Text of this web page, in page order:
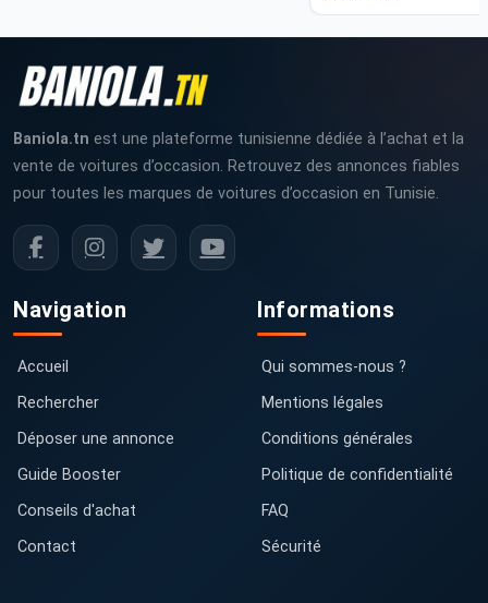
Baniola.tn est une plateforme tunisienne dédiée à l’achat et la
vente de voitures d’occasion. Retrouvez des annonces fiables
pour toutes les marques de voitures d’occasion en Tunisie.
Navigation
Accueil
Rechercher
Déposer une annonce
Guide Booster
Conseils d'achat
Contact
Informations
Qui sommes-nous ?
Mentions légales
Conditions générales
Politique de confidentialité
FAQ
Sécurité